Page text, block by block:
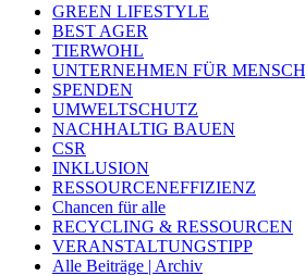
GREEN LIFESTYLE
BEST AGER
TIERWOHL
UNTERNEHMEN FÜR
SPENDEN
UMWELTSCHUTZ
NACHHALTIG BAUEN
CSR
INKLUSION
RESSOURCENEFFIZIENZ
Chancen für alle
RECYCLING & RESSOURCEN
VERANSTALTUNGSTIPP
Alle Beiträge | Archiv